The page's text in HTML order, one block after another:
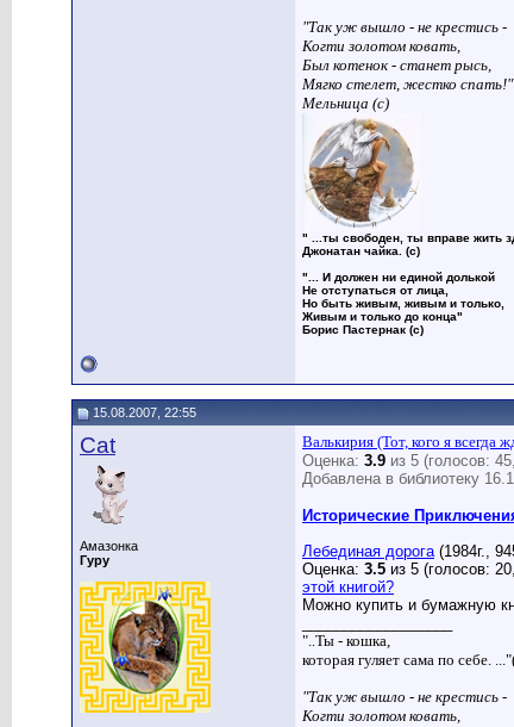
"Так уж вышло - не крестись -
Когти золотом ковать,
Был котенок - станет рысь,
Мягко стелет, жестко спать!"
Мельница (с)
" ...ты свободен, ты вправе жить
Джонатан чайка. (с)
"... И должен ни единой долькой
Не отступаться от лица,
Но быть живым, живым и только,
Живым и только до конца"
Борис Пастернак (с)
15.08.2007, 22:55
Cat
Амазонка
Гуру
Валькирия (Тот, кого я всегда
Оценка: 3.9 из 5 (голосов:
Добавлена в библиотеку
Исторические
Лебединая дорога (1984г.,
Оценка: 3.5 из 5 (голосов:
этой книгой?
Можно купить и бумажную
"..Ты - кошка,
которая гуляет сама по себе.
"Так уж вышло - не крестись -
Когти золотом ковать,